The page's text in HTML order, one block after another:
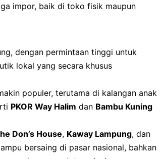
impor, baik di toko fisik maupun
dengan permintaan tinggi untuk
lokal yang secara khusus
populer, terutama di kalangan anak
PKOR Way Halim dan Bambu Kuning
Don’s House, Kaway Lampung, dan
bersaing di pasar nasional, bahkan